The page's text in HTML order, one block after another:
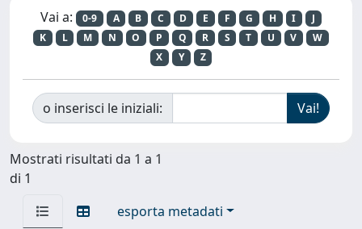
Vai a: 0-9 A B C D E F G H I
J
K
L M N O P Q R S T U V
W
X
Y Z
o inserisci le iniziali:
Mostrati risultati da 1 a 1
di 1
esporta metadati